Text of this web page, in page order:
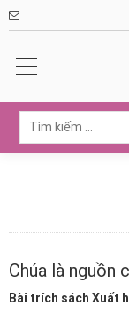
Chúa là nguồn
Bài trích sách Xuất